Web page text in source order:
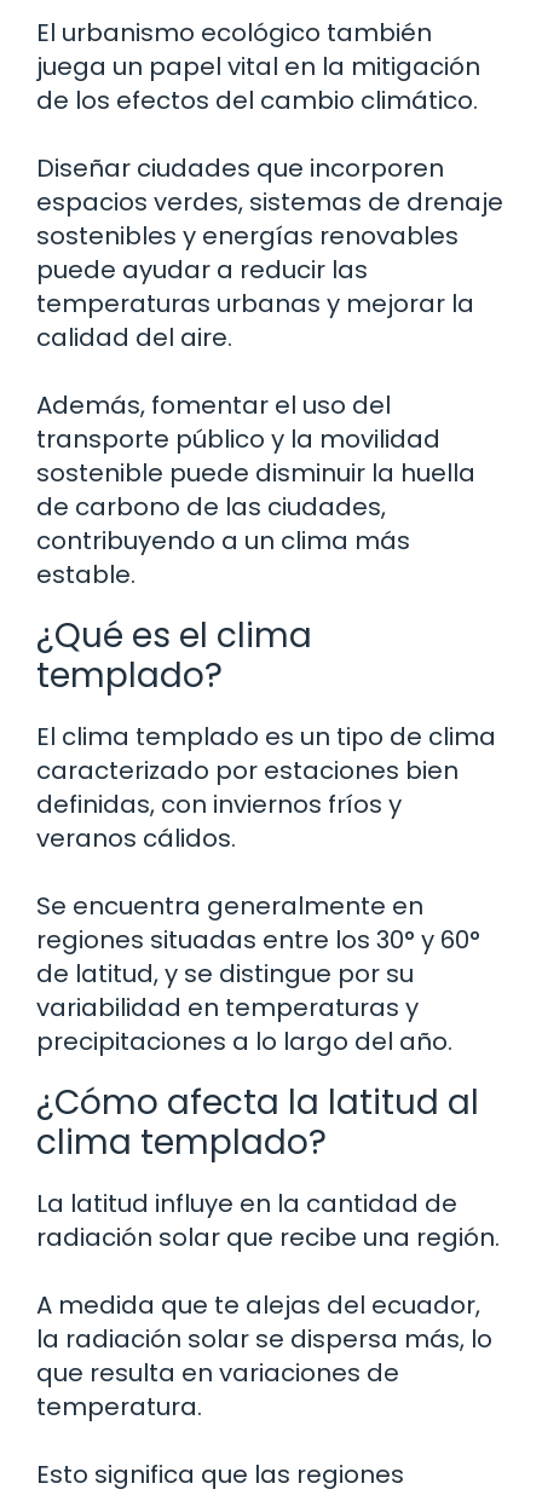
El urbanismo ecológico también
juega un papel vital en la mitigación
de los efectos del cambio climático.
Diseñar ciudades que incorporen
espacios verdes, sistemas de drenaje
sostenibles y energías renovables
puede ayudar a reducir las
temperaturas urbanas y mejorar la
calidad del aire.
Además, fomentar el uso del
transporte público y la movilidad
sostenible puede disminuir la huella
de carbono de las ciudades,
contribuyendo a un clima más
estable.
¿Qué es el clima
templado?
El clima templado es un tipo de clima
caracterizado por estaciones bien
definidas, con inviernos fríos y
veranos cálidos.
Se encuentra generalmente en
regiones situadas entre los 30° y 60°
de latitud, y se distingue por su
variabilidad en temperaturas y
precipitaciones a lo largo del año.
¿Cómo afecta la latitud al
clima templado?
La latitud influye en la cantidad de
radiación solar que recibe una región.
A medida que te alejas del ecuador,
la radiación solar se dispersa más, lo
que resulta en variaciones de
temperatura.
Esto significa que las regiones